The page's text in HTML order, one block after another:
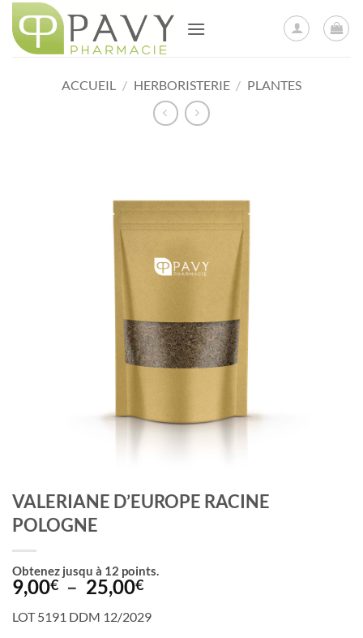
au
contenu
ACCUEIL / HERBORISTERIE / PLANTES
VALERIANE D’EUROPE RACINE
POLOGNE
Obtenez jusqu à 12 points.
9,00€ – 25,00€Plage
prix :
LOT 5191 DDM 12/2029